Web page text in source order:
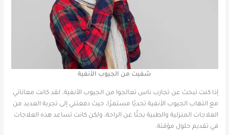
شفيت من الجيوب الأنفية
إذا كنت تبحث عن تجارب ناس تعالجوا من الجيوب الأنفية. لقد كانت معاناتي
مع التهاب الجيوب الأنفية تحديًا مستمرًا، حيث دفعتني إلى تجربة العديد من
العلاجات المنزلية والطبية بحثًا عن الراحة، ولكن كانت تساعد هذه العلاجات
في تقديم حلول مؤقتة.